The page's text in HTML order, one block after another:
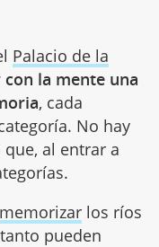
Palacio de la
la mente una
, cada
No hay
al entrar a
memorizarlos ríos
pueden